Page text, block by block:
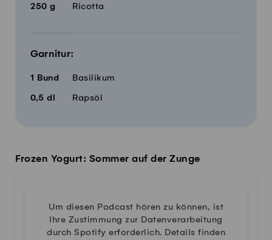
250 g Ricotta
Garnitur:
1 Bund Basilikum
0,5 dl Rapsöl
Frozen Yogurt: Sommer auf der Zunge
Um diesen Podcast hören zu können, ist
Ihre Zustimmung zur Datenverarbeitung
durch Spotify erforderlich. Details finden